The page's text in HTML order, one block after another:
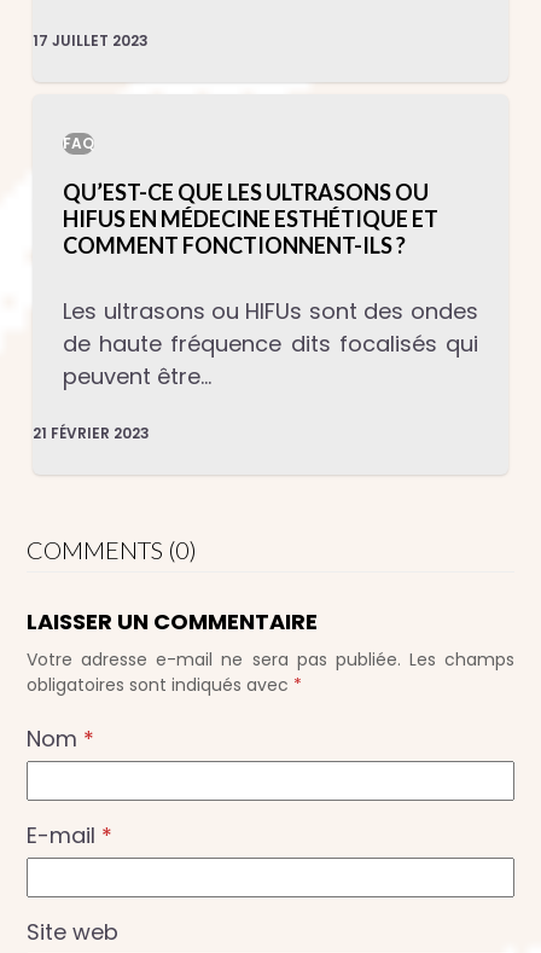
17 JUILLET 2023
FAQ
QU’EST-CE QUE LES ULTRASONS OU
HIFUS EN MÉDECINE ESTHÉTIQUE ET
COMMENT FONCTIONNENT-ILS ?
Les ultrasons ou HIFUs sont des ondes
de haute fréquence dits focalisés qui
peuvent être…
21 FÉVRIER 2023
COMMENTS (0)
LAISSER UN COMMENTAIRE
Votre adresse e-mail ne sera pas publiée. Les champs
obligatoires sont indiqués avec *
Nom *
E-mail *
Site web